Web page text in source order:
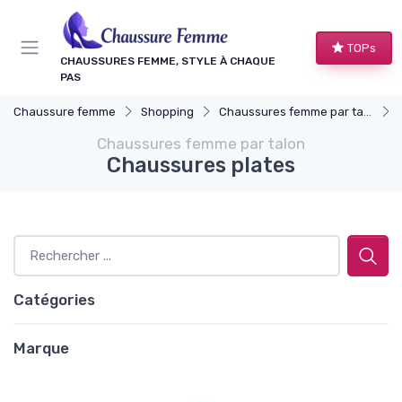
CHAUSSURES FEMME, STYLE À CHAQUE
PAS
TOPs
Chaussure femme Shopping Chaussures femme par talon
Chaussures femme par talon
Chaussures plates
Catégories
Marque
Panneau de gestion des cookies